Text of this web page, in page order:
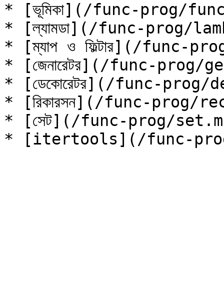
* [ভূমিকা](/func-prog/
* [ল্যামডা](/func-prog/
* [ম্যাপ ও ফিল্টার](/func-
* [জেনারেটর](/func-prog/
* [ডেকোরেটর](/func-prog/
* [রিকারসন](/func-prog/
* [সেট](/func-prog/